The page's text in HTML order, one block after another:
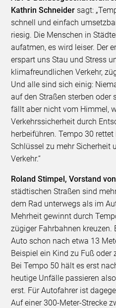
KathrinSchneider sagt:
schnell und einfach
riesig. Die Menschen in
aufatmen, es wird leiser. Der
erspart uns Stau und Stress
klimafreundlichen Verkehr,
Und alle sind sich einig:
auf den Straßen sterben oder
fällt aber nicht vom Himmel,
Verkehrssicherheit durch
herbeiführen. Tempo 30
Schlüssel zu mehr Sicherheit
Verkehr.“
Roland Stimpel, Vorstand von
städtischen Straßen sind
dem Rad unterwegs als im
Mehrheit gewinnt durch
zügiger Fahrbahnen
Auto schon nach etwa 13
Beispiel ein Kind zu Fuß oder
Bei Tempo 50 hält es erst
heutige Unfälle passieren
erst. Für Autofahrer ist
Auf einer 300-Meter-Strecke